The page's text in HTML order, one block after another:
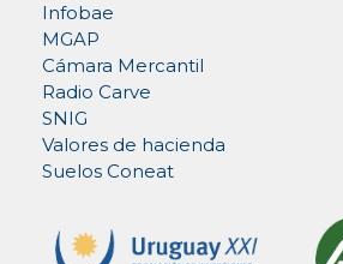
Infobae
MGAP
Cámara Mercantil
Radio Carve
SNIG
Valores de hacienda
Suelos Coneat